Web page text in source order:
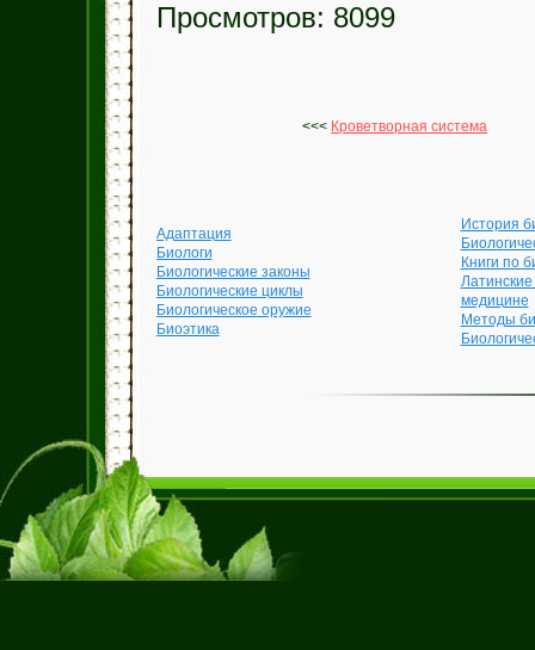
Просмотров: 8099
<<< Кроветворная система
Адаптация
Биологи
Биологические законы
Биологические циклы
Биологическое оружие
Биоэтика
История
Книги по
медицине
Методы